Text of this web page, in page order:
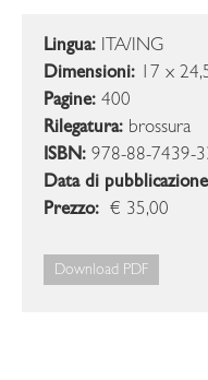
Lingua: ITA/ING
Dimensioni: 17 x
Pagine: 400
Rilegatura: brossura
ISBN: 978-88-7439-
Data di
Prezzo: € 35,00
Download PDF